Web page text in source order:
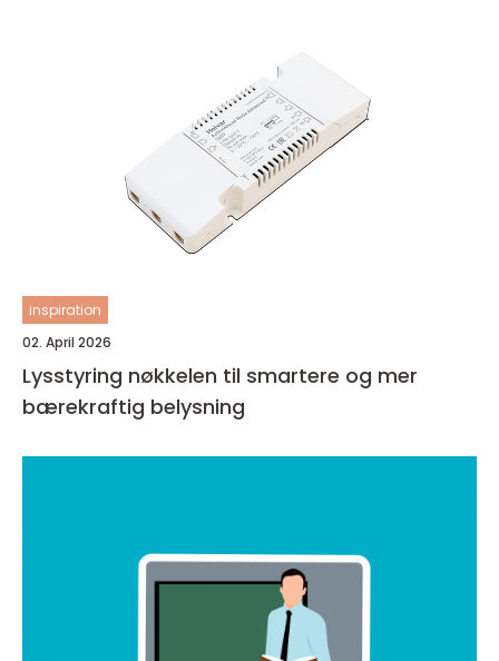
inspiration
02. April 2026
Lysstyring nøkkelen til smartere og mer
bærekraftig belysning